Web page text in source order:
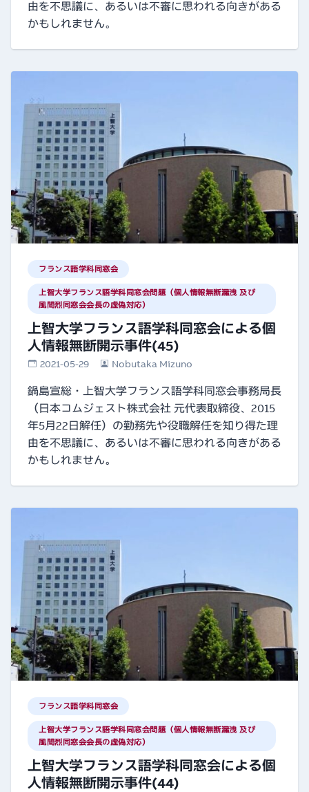
由を不思議に、あるいは不審に思われる向きがある
かもしれません。
フランス語学科同窓会
上智大学フランス語学科同窓会問題（個人情報無断漏洩 及び
風間烈同窓会会長の虚偽対応）
上智大学フランス語学科同窓会による個
人情報無断開示事件(45)
2021-05-29 Nobutaka Mizuno
鍋島宣総・上智大学フランス語学科同窓会事務局長
（日本コムジェスト株式会社 元代表取締役、2015
年5月22日解任）の勤務先や役職解任を知り得た理
由を不思議に、あるいは不審に思われる向きがある
かもしれません。
フランス語学科同窓会
上智大学フランス語学科同窓会問題（個人情報無断漏洩 及び
風間烈同窓会会長の虚偽対応）
上智大学フランス語学科同窓会による個
人情報無断開示事件(44)